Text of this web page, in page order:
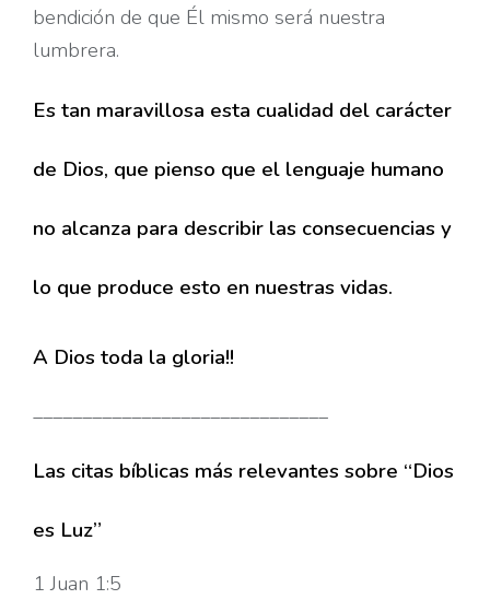
bendición de que Él mismo será nuestra
lumbrera.
Es tan maravillosa esta cualidad del carácter
de Dios, que pienso que el lenguaje humano
no alcanza para describir las consecuencias y
lo que produce esto en nuestras vidas.
A Dios toda la gloria!!
______________________________
Las citas bíblicas más relevantes sobre “Dios
es Luz”
1 Juan 1:5